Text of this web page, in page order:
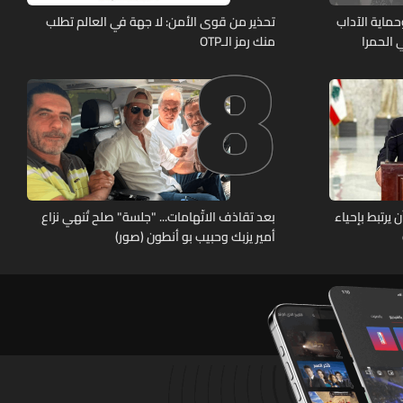
الآداب
تحذير من قوى الأمن: لا جهة في العالم تطلب
منك رمز الـOTP
بإحياء
8
بعد تقاذف الاتّهامات... "جلسة" صلح تُنهي نزاع
أمير يزبك وحبيب بو أنطون (صور)